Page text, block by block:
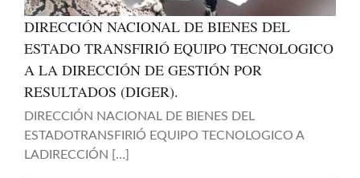
DIRECCIÓN NACIONAL DE BIENES DEL
ESTADO TRANSFIRIÓ EQUIPO TECNOLOGICO
A LA DIRECCIÓN DE GESTIÓN POR
RESULTADOS (DIGER).
DIRECCIÓN NACIONAL DE BIENES DEL
ESTADOTRANSFIRIÓ EQUIPO TECNOLOGICO A
LADIRECCIÓN […]